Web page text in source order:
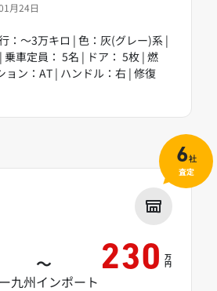
月24日
：～3万キロ | 色：灰(グレー)系 |
車定員： 5名 | ドア： 5枚 | 燃
ョン：AT | ハンドル：右 | 修復
～ 230 万
円
九州インポート
6社
査定